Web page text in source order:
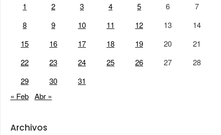
1
2 3 4 5 6
7
8
9 10 11 12 13
14
15
16 17 18 19 20
21
22
23 24 25 26 27
28
29
30
31
« Feb Abr »
Archivos